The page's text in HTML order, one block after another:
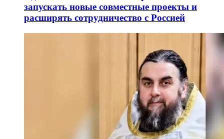
запускать новые совместные проекты и
расширять сотрудничество с Россией